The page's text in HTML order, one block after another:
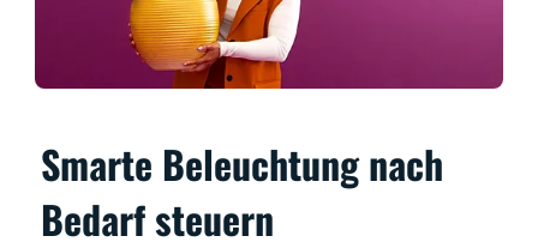
Smarte Beleuchtung nach
Bedarf steuern